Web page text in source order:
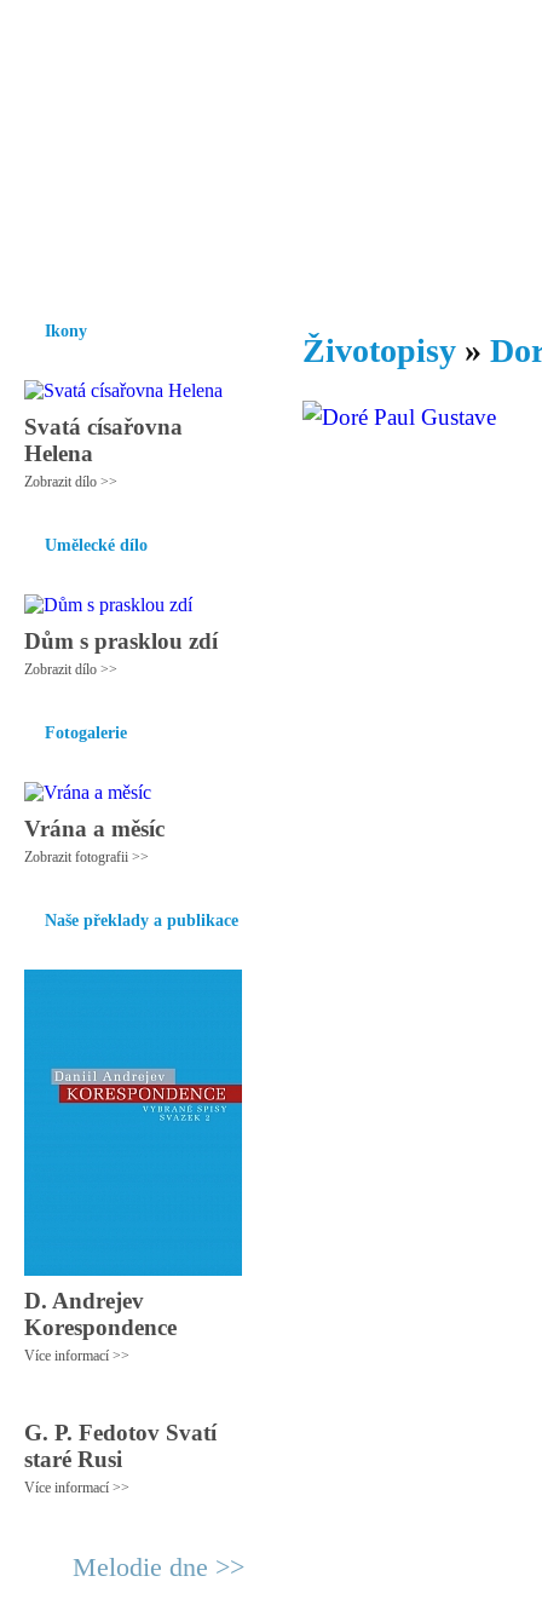
Ikony
Svatá císařovna
Helena
Zobrazit dílo >>
Umělecké dílo
Dům s prasklou zdí
Zobrazit dílo >>
Fotogalerie
Vrána a měsíc
Zobrazit fotografii >>
Naše překlady a publikace
D. Andrejev
Korespondence
Více informací >>
G. P. Fedotov Svatí
staré Rusi
Více informací >>
Melodie dne >>
Životopisy »